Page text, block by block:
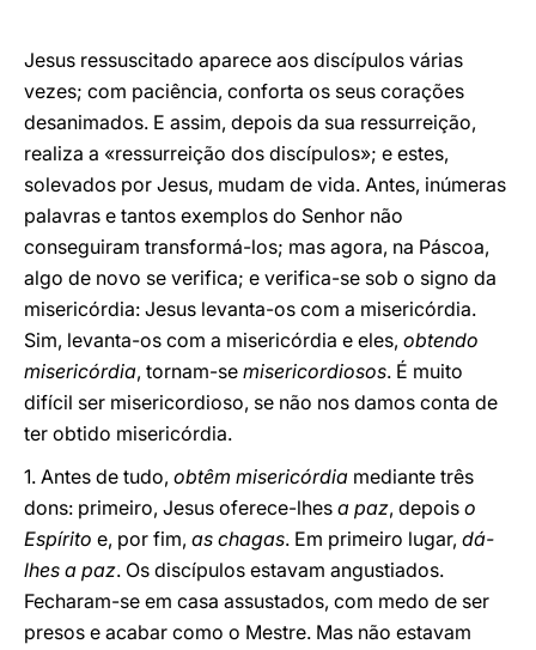
Jesus ressuscitado aparece aos discípulos várias
vezes; com paciência, conforta os seus corações
desanimados. E assim, depois da sua ressurreição,
realiza a «ressurreição dos discípulos»; e estes,
solevados por Jesus, mudam de vida. Antes, inúmeras
palavras e tantos exemplos do Senhor não
conseguiram transformá-los; mas agora, na Páscoa,
algo de novo se verifica; e verifica-se sob o signo da
misericórdia: Jesus levanta-os com a misericórdia.
Sim, levanta-os com a misericórdia e eles, obtendo
misericórdia, tornam-se misericordiosos. É muito
difícil ser misericordioso, se não nos damos conta de
ter obtido misericórdia.
1. Antes de tudo, obtêm misericórdia mediante três
dons: primeiro, Jesus oferece-lhes a paz, depois o
Espírito e, por fim, as chagas. Em primeiro lugar, dá-
lhes a paz. Os discípulos estavam angustiados.
Fecharam-se em casa assustados, com medo de ser
presos e acabar como o Mestre. Mas não estavam